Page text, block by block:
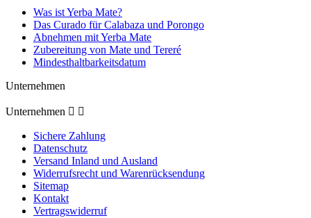
Was ist Yerba Mate?
Das Curado für Calabaza und Porongo
Abnehmen mit Yerba Mate
Zubereitung von Mate und Tereré
Mindesthaltbarkeitsdatum
Unternehmen
Unternehmen  
Sichere Zahlung
Datenschutz
Versand Inland und Ausland
Widerrufsrecht und Warenrücksendung
Sitemap
Kontakt
Vertragswiderruf